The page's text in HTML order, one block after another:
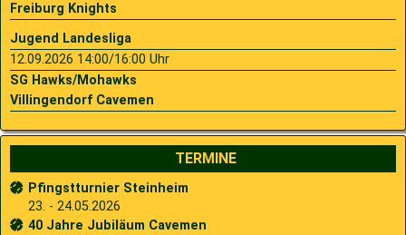
Freiburg Knights
Jugend Landesliga
12.09.2026 14:00/16:00 Uhr
SG Hawks/Mohawks
Villingendorf Cavemen
TERMINE
Pfingstturnier Steinheim
23. - 24.05.2026
40 Jahre Jubiläum Cavemen